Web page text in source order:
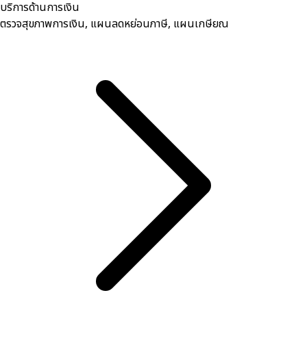
บริการด้านการเงิน
ตรวจสุขภาพการเงิน, ​แผนลดหย่อนภาษี, แผนเกษียณ